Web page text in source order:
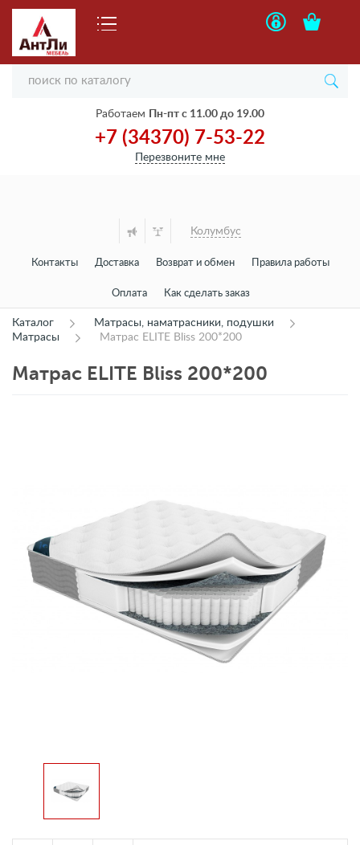
Работаем Пн-пт с 11.00 до 19.00
+7 (34370) 7-53-22
Перезвоните мне
Колумбус
Контакты Доставка Возврат и обмен Правила работы
Оплата Как сделать заказ
Каталог
Матрасы, наматрасники, подушки
Матрасы
Матрас ELITE Bliss 200*200
Матрас ELITE Bliss 200*200